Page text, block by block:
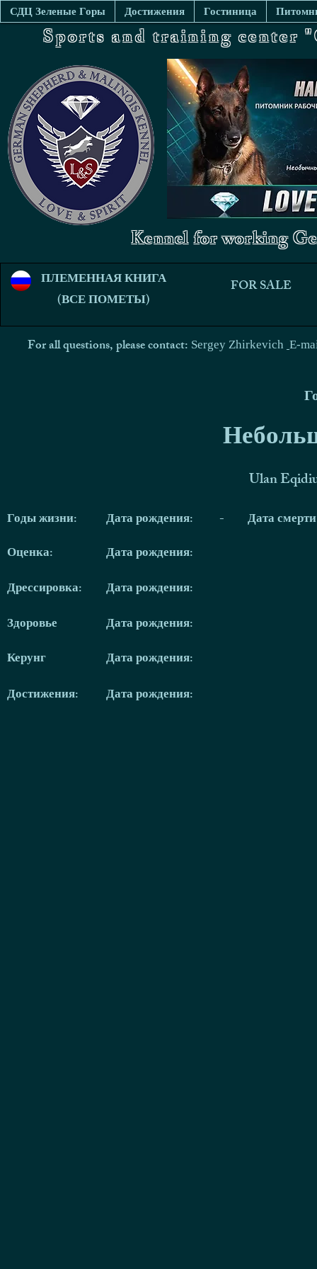
СДЦ Зеленые Горы Достижения Гостиница
Sports and training center
Kennel for working
ПЛЕМЕННАЯ КНИГА
(ВСЕ ПОМЕТЫ)
FOR SALE
For all questions, please contact: Sergey Zhirkevich E-
Ulan
Годы жизни:
Оценка:
Дрессировка:
Здоровье
Керунг
Достижения:
Дата рождения: -
Дата
Дата рождения:
Дата рождения:
Дата рождения:
Дата рождения:
Дата рождения: